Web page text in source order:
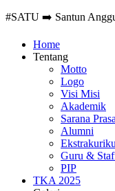
#SATU ➡️ Santun
Home
Tentang
Motto
Logo
Visi Misi
Akademik
Sarana
Alumni
Guru &
PIP
TKA 2025